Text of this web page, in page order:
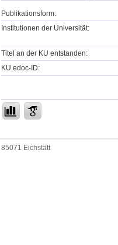
Publikationsform:
Institutionen der Universität:
Titel an der KU entstanden:
KU.edoc-ID:
Eichstätt